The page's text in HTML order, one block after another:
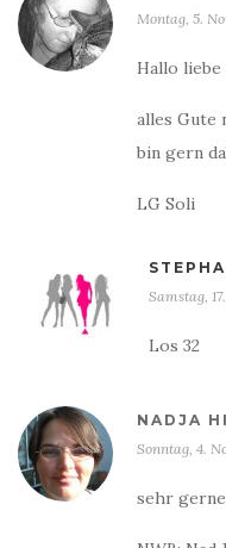
Montag, 5.
Hallo
alles Gute
bin gern
LG Soli
Samstag,
Los 32
NADJA
Sonntag, 4.
sehr